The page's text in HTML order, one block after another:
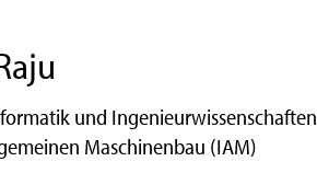
und Ingenieurwissenschaften
Maschinenbau (IAM)